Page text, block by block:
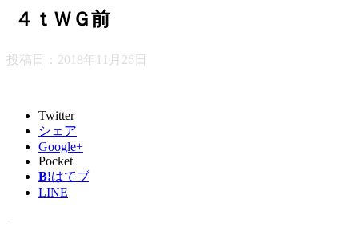
４ｔＷＧ前
投稿日： 2018年11月26日
Twitter
シェア
Google+
Pocket
B!はてブ
LINE
-